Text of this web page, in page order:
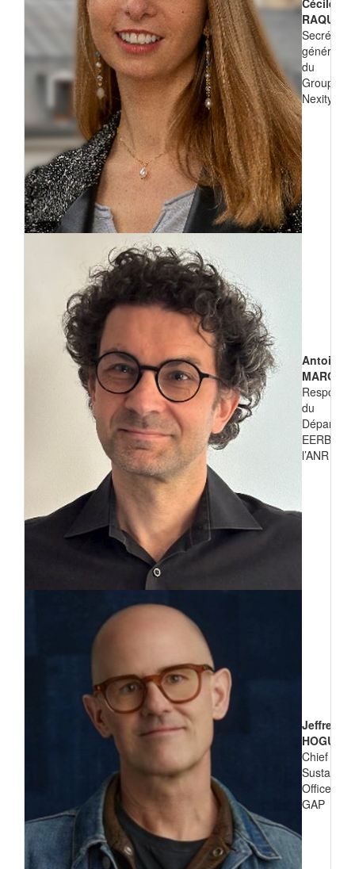
Cécile
RAQUIN
Secrétaire
générale
du
Groupe
Nexity
Antoine
du
EERB de
l’ANR
Jeffrey
HOGUE
Chief
Officer de
GAP